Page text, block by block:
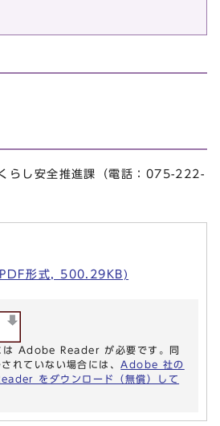
らし安全推進課（電話：075-222-
形式, 500.29KB)
は Adobe Reader が必要です。同
れていない場合には、 Adobe 社の
をダウンロード（無償）して